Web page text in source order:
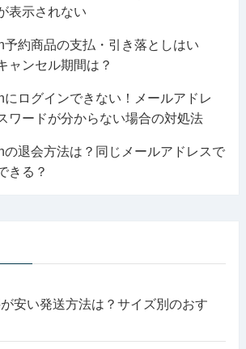
表示されない
予約商品の支払・引き落としはい
ャンセル期間は？
にログインできない！メールアドレ
ワードが分からない場合の対処法
の退会方法は？同じメールアドレスで
きる？
安い発送方法は？サイズ別のおす